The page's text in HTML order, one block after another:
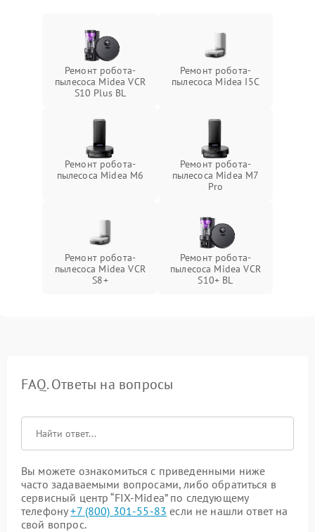
Ремонт робота-
пылесоса Midea VCR
S10 Plus BL
Ремонт робота-
пылесоса Midea I5C
Ремонт робота-
пылесоса Midea M6
Ремонт робота-
пылесоса Midea M7
Pro
Ремонт робота-
пылесоса Midea VCR
S8+
Ремонт робота-
пылесоса Midea VCR
S10+ BL
FAQ. Ответы на вопросы
Вы можете ознакомиться с приведенными ниже
часто задаваемыми вопросами, либо обратиться в
сервисный центр “FIX-Midea” по следующему
телефону+7 (800) 301-55-83 если не нашли ответ на
свой вопрос.